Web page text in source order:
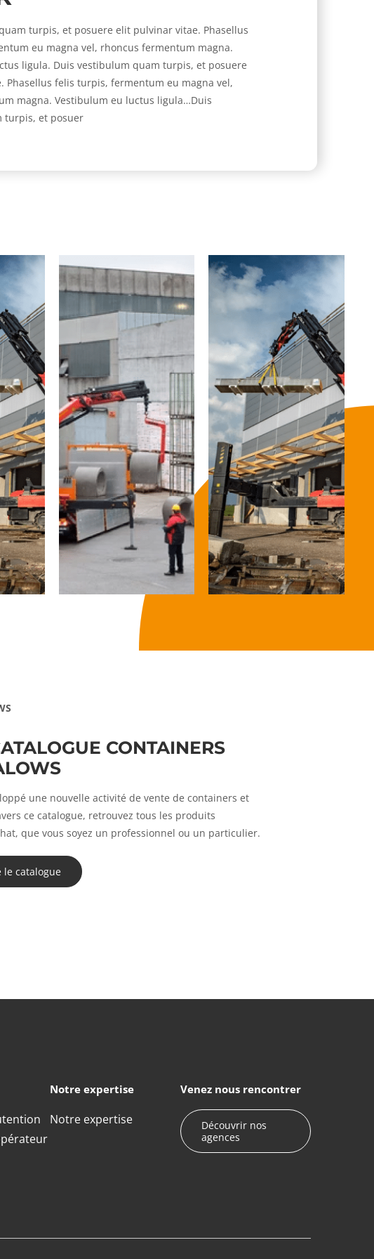
turpis, et posuere elit pulvinar vitae. Phasellus
eu magna vel, rhoncus fermentum magna.
ligula. Duis vestibulum quam turpis, et posuere
Phasellus felis turpis, fermentum eu magna vel,
magna. Vestibulum eu luctus ligula…Duis
turpis, et posuer
CONTAINERS
une nouvelle activité de vente de containers et
ce catalogue, retrouvez tous les produits
que vous soyez un professionnel ou un particulier.
le catalogue
Notre expertise
Notre expertise
Venez nous rencontrer
Découvrir nos
agences